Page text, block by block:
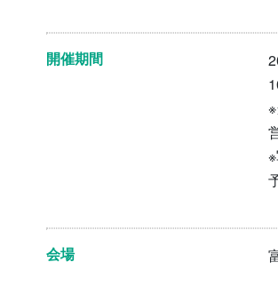
開催期間
会場